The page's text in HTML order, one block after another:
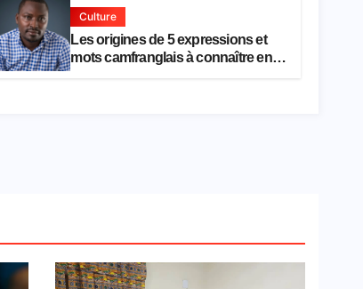
Culture
Les origines de 5 expressions et
mots camfranglais à connaître en